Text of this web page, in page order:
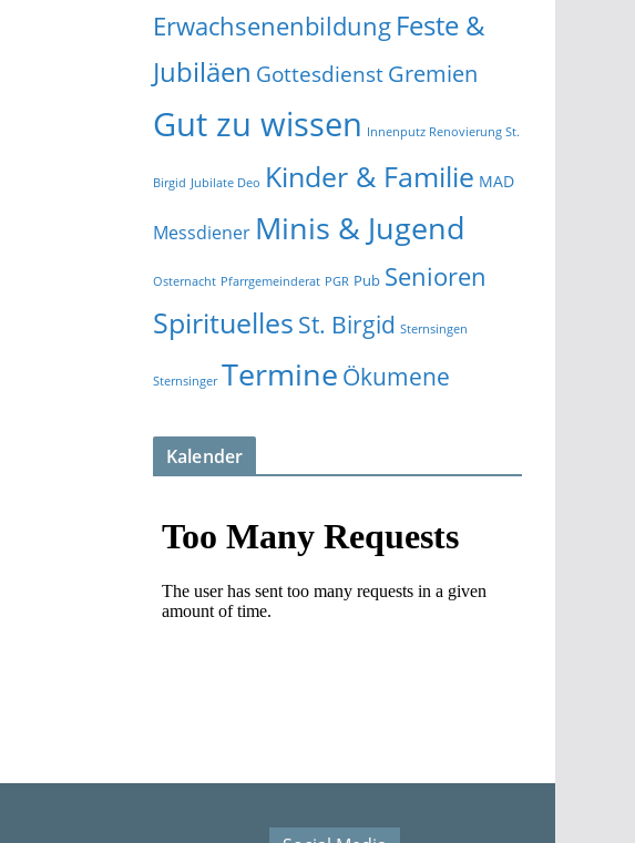
Erwachsenenbildung Feste &
Jubiläen GottesdienstGremien
Gut zu wissen Innenputz Renovierung St.
Birgid Jubilate Deo Kinder & Familie MAD
Messdiener Minis & Jugend
Osternacht Pfarrgemeinderat PGR Pub Senioren
Spirituelles St. Birgid Sternsingen
Sternsinger Termine Ökumene
Kalender